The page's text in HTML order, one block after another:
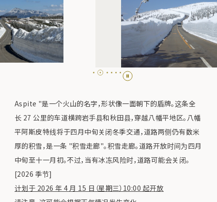
Aspite "是一个火山的名字，形状像一面朝下的盾牌。这条全
长 27 公里的车道横跨岩手县和秋田县，穿越八幡平地区。八幡
平阿斯皮特线将于四月中旬关闭冬季交通，道路两侧仍有数米
厚的积雪，是一条 "积雪走廊"。积雪走廊。道路开放时间为四月
中旬至十一月初。不过，当有冰冻风险时，道路可能会关闭。
[2026 季节]
计划于 2026 年 4 月 15 日（星期三）10:00 起开放